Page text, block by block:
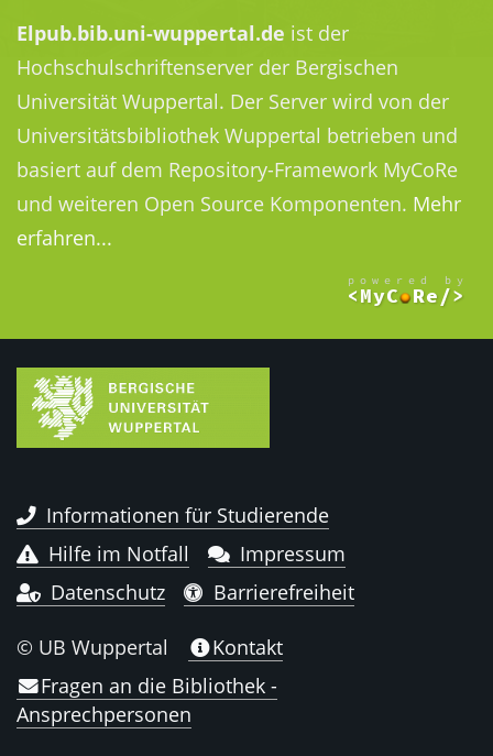
Elpub.bib.uni-wuppertal.de ist der
Hochschulschriftenserver der Bergischen
Universität Wuppertal. Der Server wird von der
Universitätsbibliothek Wuppertal betrieben und
basiert auf dem Repository-Framework MyCoRe
und weiteren Open Source Komponenten. Mehr
erfahren...
Informationen für Studierende
Hilfe im Notfall
Impressum
Datenschutz
Barrierefreiheit
© UB Wuppertal
Kontakt
Fragen an die Bibliothek -
Ansprechpersonen